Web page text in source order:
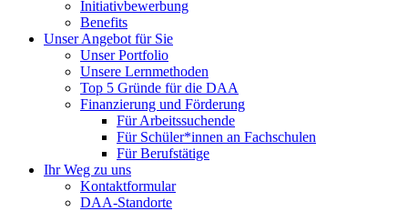
Initiativbewerbung
Benefits
Unser Angebot für Sie
Unser Portfolio
Unsere Lernmethoden
Top 5 Gründe für die DAA
Finanzierung und Förderung
Für Arbeitssuchende
Für Schüler*innen an Fachschulen
Für Berufstätige
Ihr Weg zu uns
Kontaktformular
DAA-Standorte